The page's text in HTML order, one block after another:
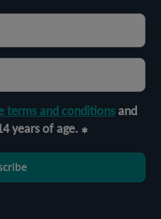
terms and conditionsand
years of age.